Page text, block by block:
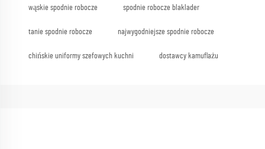
wąskie spodnie robocze spodnie robocze blaklader
tanie spodnie robocze najwygodniejsze spodnie robocze
chińskie uniformy szefowych kuchni dostawcy kamuflażu